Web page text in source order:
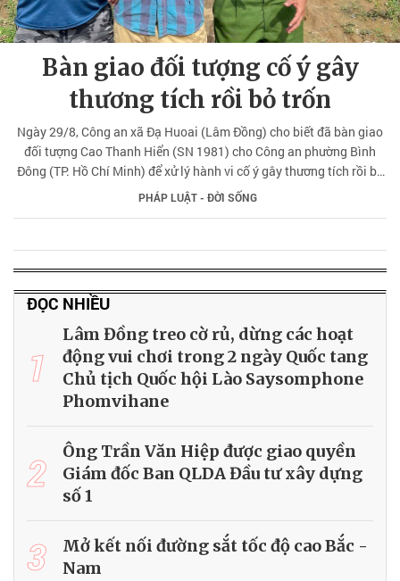
Bàn giao đối tượng cố ý gây
thương tích rồi bỏ trốn
Ngày 29/8, Công an xã Đạ Huoai (Lâm Đồng) cho biết đã bàn giao
đối tượng Cao Thanh Hiển (SN 1981) cho Công an phường Bình
Đông (TP. Hồ Chí Minh) để xử lý hành vi cố ý gây thương tích rồi bỏ
trốn khỏi nơi cư trú.
PHÁP LUẬT - ĐỜI SỐNG
ĐỌC NHIỀU
1
Lâm Đồng treo cờ rủ, dừng các hoạt
động vui chơi trong 2 ngày Quốc tang
Chủ tịch Quốc hội Lào Saysomphone
Phomvihane
2
Ông Trần Văn Hiệp được giao quyền
Giám đốc Ban QLDA Đầu tư xây dựng
số 1
3
Mở kết nối đường sắt tốc độ cao Bắc -
Nam